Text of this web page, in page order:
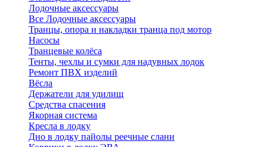
Лодочные аксессуары
Все Лодочные аксессуары
Транцы, опора и накладки транца под мотор
Насосы
Транцевые колёса
Тенты, чехлы и сумки для надувных лодок
Ремонт ПВХ изделий
Вёсла
Держатели для удилищ
Средства спасения
Якорная система
Кресла в лодку
Дно в лодку пайолы реечные слани